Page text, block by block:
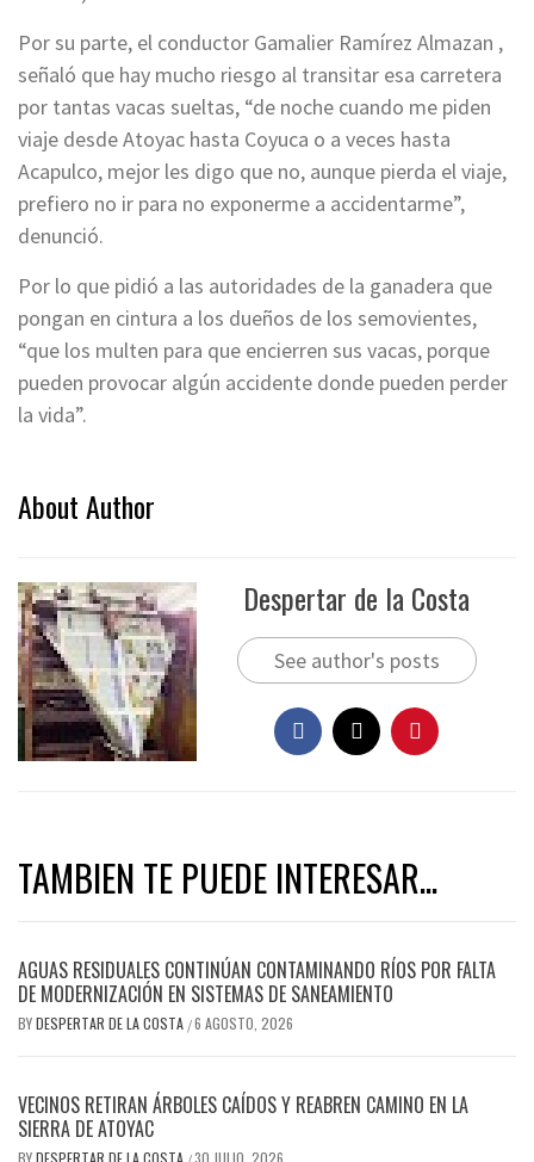
Por su parte, el conductor Gamalier Ramírez Almazan ,
señaló que hay mucho riesgo al transitar esa carretera
por tantas vacas sueltas, “de noche cuando me piden
viaje desde Atoyac hasta Coyuca o a veces hasta
Acapulco, mejor les digo que no, aunque pierda el viaje,
prefiero no ir para no exponerme a accidentarme”,
denunció.
Por lo que pidió a las autoridades de la ganadera que
pongan en cintura a los dueños de los semovientes,
“que los multen para que encierren sus vacas, porque
pueden provocar algún accidente donde pueden perder
la vida”.
About Author
Despertar de la Costa
See author's posts
TAMBIEN TE PUEDE INTERESAR...
AGUAS RESIDUALES CONTINÚAN CONTAMINANDO RÍOS POR FALTA
DE MODERNIZACIÓN EN SISTEMAS DE SANEAMIENTO
BYDESPERTAR DE LA COSTA /6 AGOSTO, 2026
VECINOS RETIRAN ÁRBOLES CAÍDOS Y REABREN CAMINO EN LA
SIERRA DE ATOYAC